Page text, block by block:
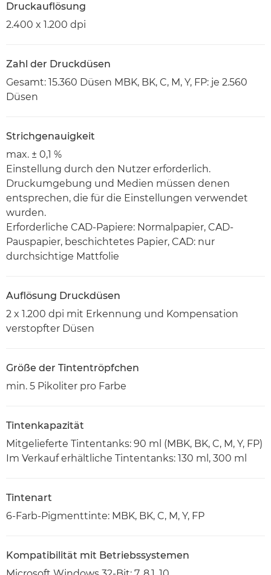
Druckauflösung
2.400 x 1.200 dpi
Zahl der Druckdüsen
Gesamt: 15.360 Düsen MBK, BK, C, M, Y, FP: je 2.560
Düsen
Strichgenauigkeit
max. ± 0,1 %
Einstellung durch den Nutzer erforderlich.
Druckumgebung und Medien müssen denen
entsprechen, die für die Einstellungen verwendet
wurden.
Erforderliche CAD-Papiere: Normalpapier, CAD-
Pauspapier, beschichtetes Papier, CAD: nur
durchsichtige Mattfolie
Auflösung Druckdüsen
2 x 1.200 dpi mit Erkennung und Kompensation
verstopfter Düsen
Größe der Tintentröpfchen
min. 5 Pikoliter pro Farbe
Tintenkapazität
Mitgelieferte Tintentanks: 90 ml (MBK, BK, C, M, Y, FP)
Im Verkauf erhältliche Tintentanks: 130 ml, 300 ml
Tintenart
6-Farb-Pigmenttinte: MBK, BK, C, M, Y, FP
Kompatibilität mit Betriebssystemen